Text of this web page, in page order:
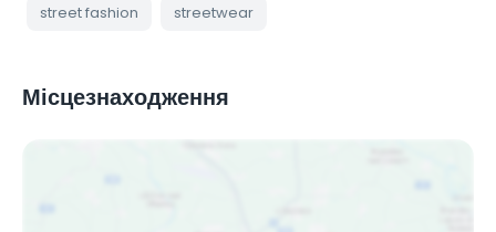
street fashion streetwear
Місцезнаходження